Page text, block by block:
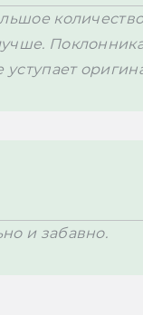
и забавно.